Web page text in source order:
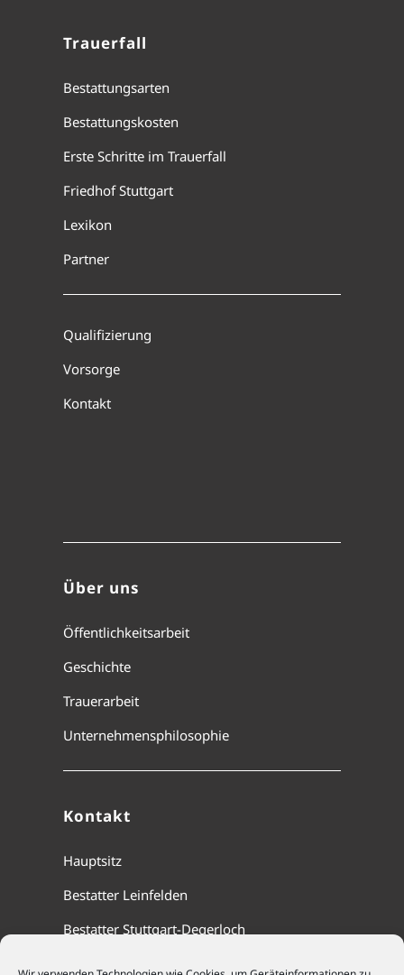
Trauerfall
Bestattungsarten
Bestattungskosten
Erste Schritte im Trauerfall
Friedhof Stuttgart
Lexikon
Partner
Qualifizierung
Vorsorge
Kontakt
Über uns
Öffentlichkeitsarbeit
Geschichte
Trauerarbeit
Unternehmensphilosophie
Kontakt
Hauptsitz
Bestatter Leinfelden
Bestatter Stuttgart-Degerloch